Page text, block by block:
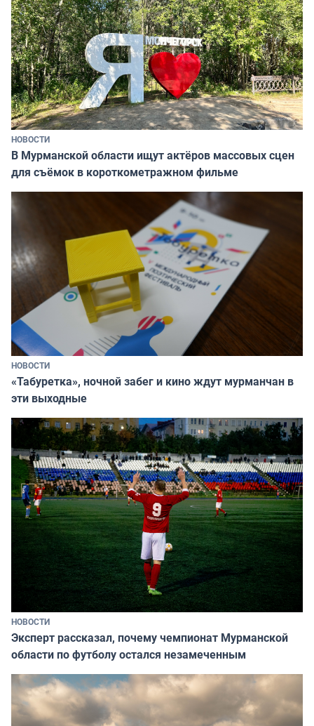
НОВОСТИ
В Мурманской области ищут актёров массовых сцен
для съёмок в короткометражном фильме
НОВОСТИ
«Табуретка», ночной забег и кино ждут мурманчан в
эти выходные
НОВОСТИ
Эксперт рассказал, почему чемпионат Мурманской
области по футболу остался незамеченным